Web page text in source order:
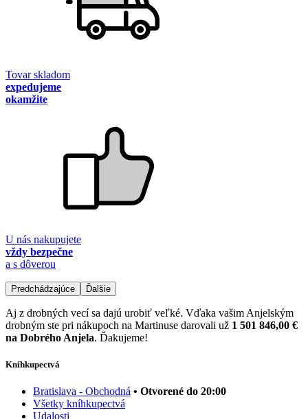
Tovar skladom
expedujeme
okamžite
U nás nakupujete
vždy bezpečne
a s dôverou
Predchádzajúce Ďalšie
Aj z drobných vecí sa dajú urobiť veľké. Vďaka vašim Anjelským
drobným ste pri nákupoch na Martinuse darovali už 1 501 846,00 €
na Dobrého Anjela. Ďakujeme!
Kníhkupectvá
Bratislava - Obchodná • Otvorené do 20:00
Všetky kníhkupectvá
Udalosti